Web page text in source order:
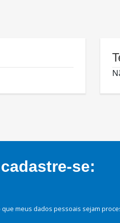
se:
meus dados pessoais sejam